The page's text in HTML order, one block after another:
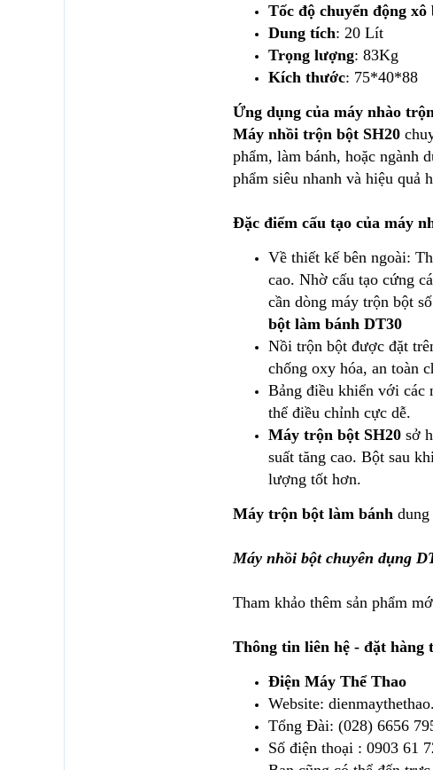
Tốc độ chuyển động xô
Dung tích: 20 Lít
Trọng lượng: 83Kg
Kích thước: 75*40*88
Ứng dụng của máy nhào
Máy nhồi trộn bột SH20
phẩm, làm bánh, hoặc ngành
phẩm siêu nhanh và hiệu quả
Đặc điểm cấu tạo của máy
Về thiết kế bên ngoài:
cao. Nhờ cấu tạo cứng
cần dòng máy trộn bột
bột làm bánh DT30
Nồi trộn bột được đặt
chống oxy hóa, an toàn
Bảng điều khiển với các
thể điều chỉnh cực dễ.
Máy trộn bột SH20 sở
suất tăng cao. Bột sau
lượng tốt hơn.
Máy trộn bột làm bánh
Máy nhồi bột chuyên dụng
Tham khảo thêm sản phẩm
Thông tin liên hệ - đặt hàng
Điện Máy Thể Thao
Website:
Tổng Đài: (028) 6656
Số điện thoại : 0903 61